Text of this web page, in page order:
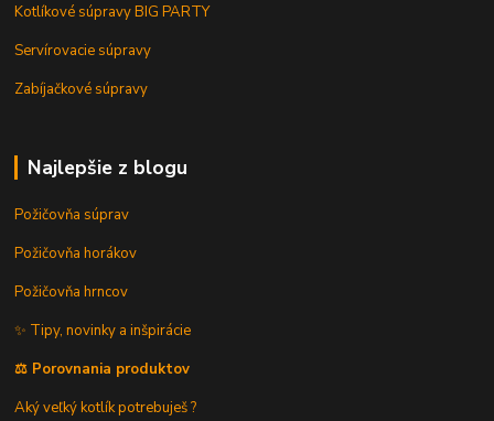
Kotlíkové súpravy BIG PARTY
Servírovacie súpravy
Zabíjačkové súpravy
Najlepšie z blogu
Požičovňa súprav
Požičovňa horákov
Požičovňa hrncov
✨ Tipy, novinky a inšpirácie
⚖️ Porovnania produktov
Aký veľký kotlík potrebuješ ?